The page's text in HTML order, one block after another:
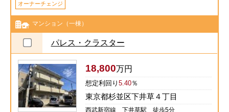
オーナーチェンジ
マンション（一棟）
パレス・クラスター
18,800万円
想定利回り5.40％
東京都杉並区下井草４丁目
西武新宿線 下井草駅 徒歩5分